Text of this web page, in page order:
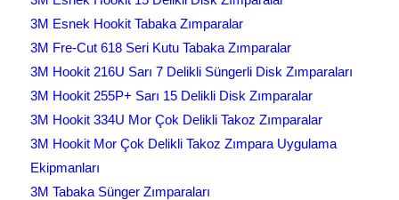
3M Esnek Hookit Tabaka Zımparalar
3M Fre-Cut 618 Seri Kutu Tabaka Zımparalar
3M Hookit 216U Sarı 7 Delikli Süngerli Disk Zımparaları
3M Hookit 255P+ Sarı 15 Delikli Disk Zımparalar
3M Hookit 334U Mor Çok Delikli Takoz Zımparalar
3M Hookit Mor Çok Delikli Takoz Zımpara Uygulama
Ekipmanları
3M Tabaka Sünger Zımparaları